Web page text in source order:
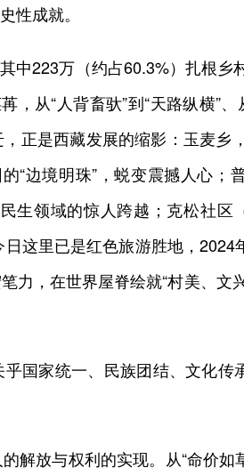
性成就。
223万（约占60.3%）扎根乡
从“人背畜驮”到“天路纵横”、
正是西藏发展的缩影：玉麦
“边境明珠”，蜕变震撼人心；
领域的惊人跨越；克松社区
这里已是红色旅游胜地，
，在世界屋脊绘就“村美、文
家统一、民族团结、文化传
放与权利的实现。从“命价如草